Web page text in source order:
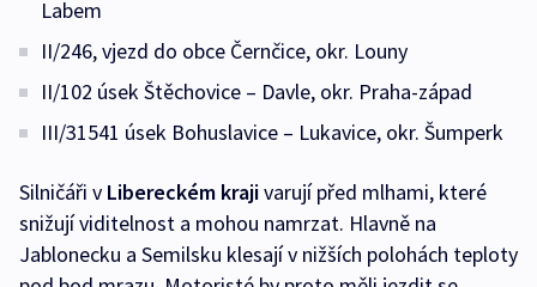
Labem
II/246, vjezd do obce Černčice, okr. Louny
II/102 úsek Štěchovice – Davle, okr. Praha-západ
III/31541 úsek Bohuslavice – Lukavice, okr. Šumperk
Silničáři v Libereckém krajivarují před mlhami, které
snižují viditelnost a mohou namrzat. Hlavně na
Jablonecku a Semilsku klesají v nižších polohách teploty